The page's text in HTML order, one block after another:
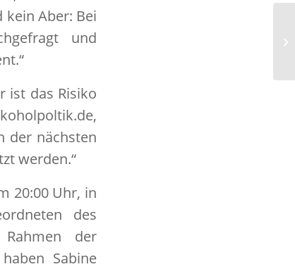
kein Aber: Bei
und
ist das Risiko
der nächsten
werden.“
20:00 Uhr, in
des
der
Sabine